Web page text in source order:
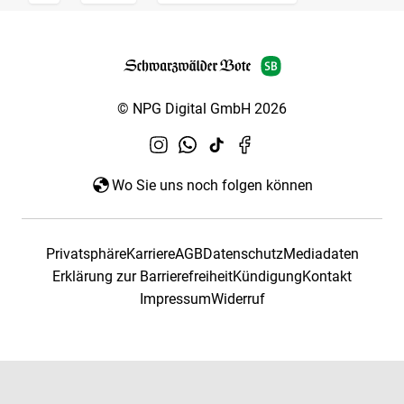
© NPG Digital GmbH 2026
Wo Sie uns noch folgen können
PrivatsphäreKarriereAGBDatenschutzMediadaten
Erklärung zur BarrierefreiheitKündigungKontakt
ImpressumWiderruf